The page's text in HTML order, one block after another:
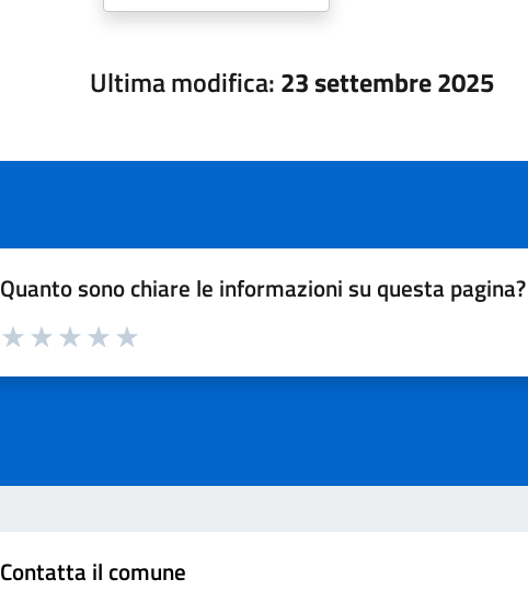
Ultima modifica:23 settembre 2025
Quanto sono chiare le informazioni su questa pagina?
Contatta il comune